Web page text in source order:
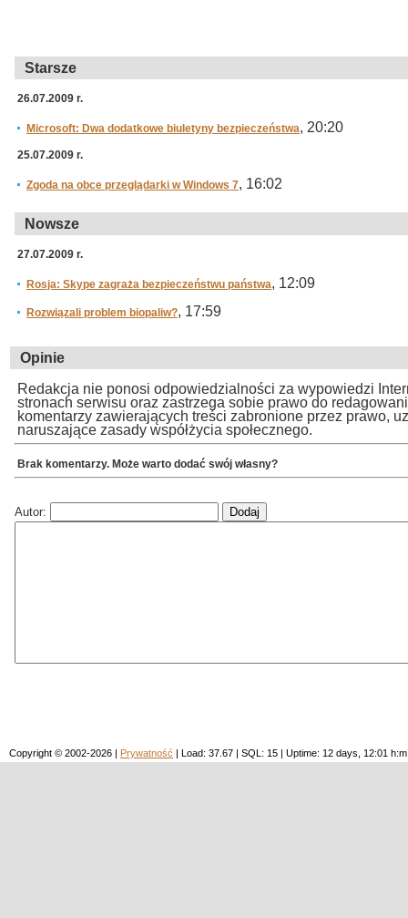
Starsze
26.07.2009 r.
Microsoft: Dwa dodatkowe biuletyny bezpieczeństwa, 20:20
25.07.2009 r.
Zgoda na obce przeglądarki w Windows 7, 16:02
Nowsze
27.07.2009 r.
Rosja: Skype zagraża bezpieczeństwu państwa, 12:09
Rozwiązali problem biopaliw?, 17:59
Opinie
Redakcja nie ponosi odpowiedzialności za wypowiedzi
stronach serwisu oraz zastrzega sobie prawo do
komentarzy zawierających treści zabronione przez prawo,
naruszające zasady współżycia społecznego.
Brak komentarzy. Może warto dodać swój własny?
Autor:
Copyright © 2002-2026 | Prywatność | Load: 37.67 | SQL: 15 | Uptime: 12 days, 12:01